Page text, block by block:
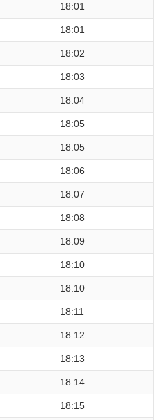
18:01
18:01
18:02
18:03
18:04
18:05
18:05
18:06
18:07
18:08
18:09
18:10
18:10
18:11
18:12
18:13
18:14
18:15